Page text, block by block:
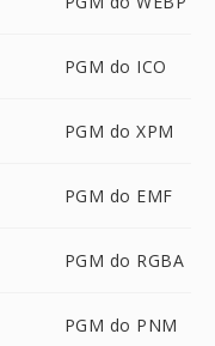
PGM do ICO
PGM do XPM
PGM do EMF
PGM do RGBA
PGM do PNM